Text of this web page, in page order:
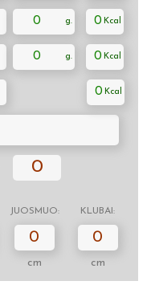
0 0
0 0
0
0
JUOSMUO: KLUBAI:
0
cm
0
cm